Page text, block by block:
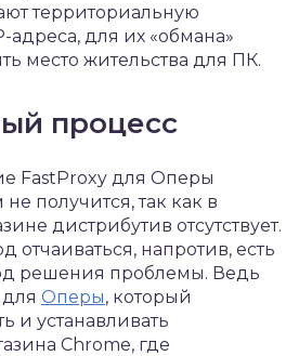
территориальную
для их «обмана»
место жительства для ПК.
процесс
FastProxy для Оперы
получится, так как в
дистрибутив отсутствует.
отчаиваться, напротив, есть
решения проблемы. Ведь
Оперы, который
и устанавливать
Chrome, где